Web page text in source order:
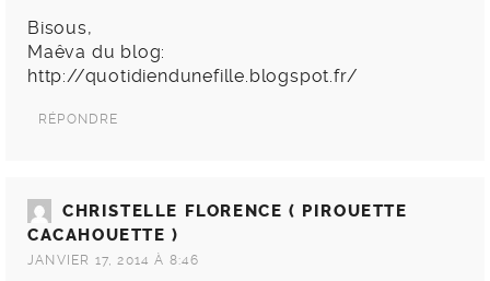
Bisous,
Maêva du blog:
http://quotidiendunefille.blogspot.fr/
RÉPONDRE
CHRISTELLE FLORENCE ( PIROUETTE
CACAHOUETTE )
JANVIER 17, 2014 À 8:46